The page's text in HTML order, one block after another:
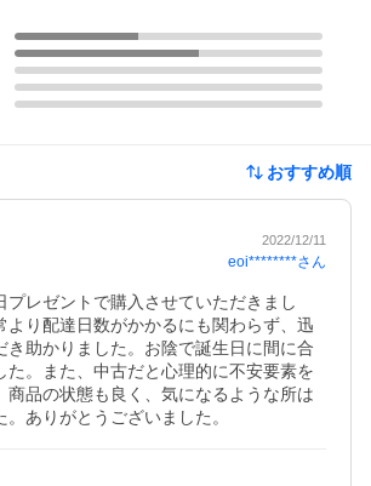
おすすめ順
2022/12/11
eoi********さん
プレゼントで購入させていただきまし
より配達日数がかかるにも関わらず、迅
き助かりました。お陰で誕生日に間に合
た。また、中古だと心理的に不安要素を
商品の状態も良く、気になるような所は
ありがとうございました。